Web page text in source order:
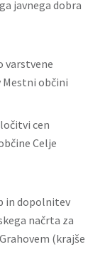
javnega dobra
varstvene
občini
cen
Celje
in dopolnitev
načrta za
(krajše